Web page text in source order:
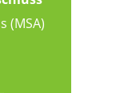
(MSA)